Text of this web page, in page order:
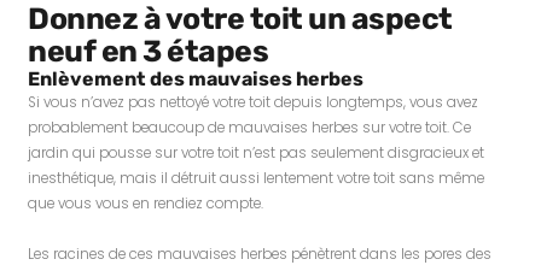
Donnez à votre toit un aspect
neuf en 3 étapes
Enlèvement des mauvaises herbes
Si vous n’avez pas nettoyé votre toit depuis longtemps, vous avez
probablement beaucoup de mauvaises herbes sur votre toit. Ce
jardin qui pousse sur votre toit n’est pas seulement disgracieux et
inesthétique, mais il détruit aussi lentement votre toit sans même
que vous vous en rendiez compte.
Les racines de ces mauvaises herbes pénètrent dans les pores des